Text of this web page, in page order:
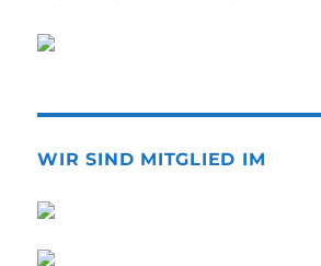
WIR SIND MITGLIED IM